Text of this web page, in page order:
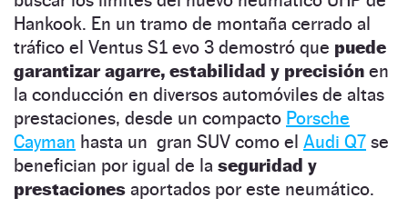
Hankook. En un tramo de montaña cerrado al
tráfico el Ventus S1 evo 3 demostró que puede
garantizar agarre, estabilidad y precisión en
la conducción en diversos automóviles de altas
prestaciones, desde un compacto Porsche
Cayman hasta un gran SUV como el Audi Q7 se
benefician por igual de la seguridad y
prestaciones aportados por este neumático.